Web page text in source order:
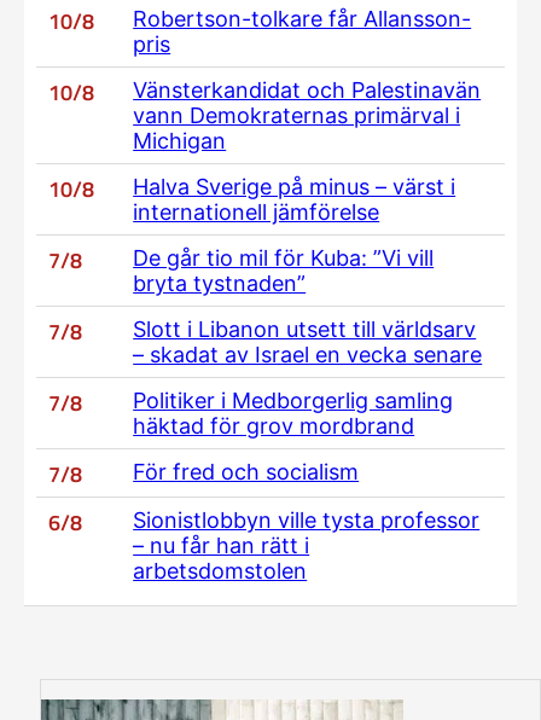
10/8
Robertson-tolkare får Allansson-
pris
10/8
Vänsterkandidat och Palestinavän
vann Demokraternas primärval i
Michigan
10/8
Halva Sverige på minus – värst i
internationell jämförelse
7/8
De går tio mil för Kuba: ”Vi vill
bryta tystnaden”
7/8
Slott i Libanon utsett till världsarv
– skadat av Israel en vecka senare
7/8
Politiker i Medborgerlig samling
häktad för grov mordbrand
7/8 För fred och socialism
6/8
Sionistlobbyn ville tysta professor
– nu får han rätt i
arbetsdomstolen